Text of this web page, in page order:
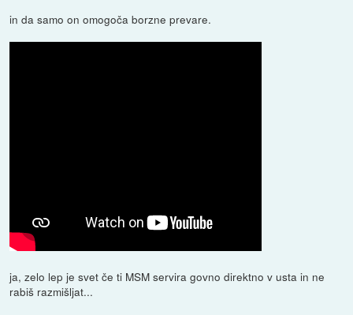
in da samo on omogoča borzne prevare.
ja, zelo lep je svet če ti MSM servira govno direktno v usta in ne
rabiš razmišljat...